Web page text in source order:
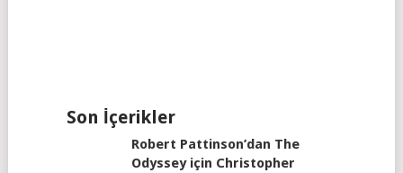
Son İçerikler
Robert Pattinson’dan The
Odyssey için Christopher